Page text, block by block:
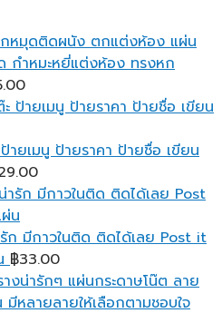
หมุดติดผนัง ตกแต่งห้อง แผ่น
กำหมะหยี่แต่งห้อง ทรงหก
Price
range:
through
฿95.00
ายเมนู ป้ายราคา ป้ายชื่อ เขียน
ก มีกาวในติด ติดได้เลย Post it
฿33.00